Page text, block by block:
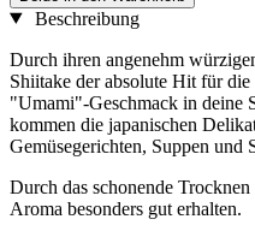
Beschreibung
Durch ihren angenehm
Shiitake der absolute Hit für
"Umami"-Geschmack in deine
kommen die japanischen
Gemüsegerichten, Suppen und
Durch das schonende
Aroma besonders gut erhalten.